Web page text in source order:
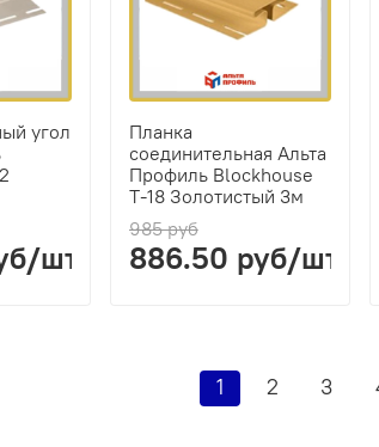
угол
шт
Планка
соединительная Альта
Профиль Blockhouse
Т-18 Золотистый 3м
985 руб
886.50 руб/шт
1 2 3